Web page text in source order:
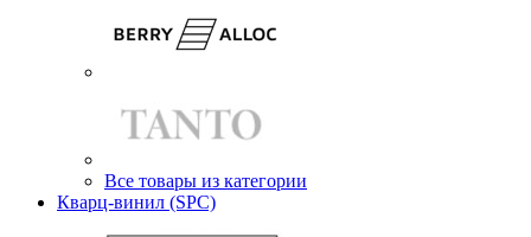
Все товары из категории
Кварц-винил (SPC)